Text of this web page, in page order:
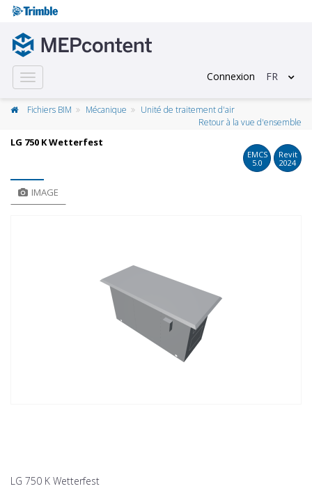
Toggle
navigation
Connexion FR
Fichiers BIM Mécanique
Unité de traitement d'air
Retour à la vue d'ensemble
LG 750 K Wetterfest
EMCS
5.0
Revit
2024
IMAGE
LG 750 K Wetterfest